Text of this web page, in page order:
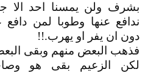
بشرف ولن يمسنا احد الا
ندافع عنها وطوبا لمن
دون ان يفر او يهرب.!!
فذهب البعض منهم وبقى
لكن الزعيم بقى هو